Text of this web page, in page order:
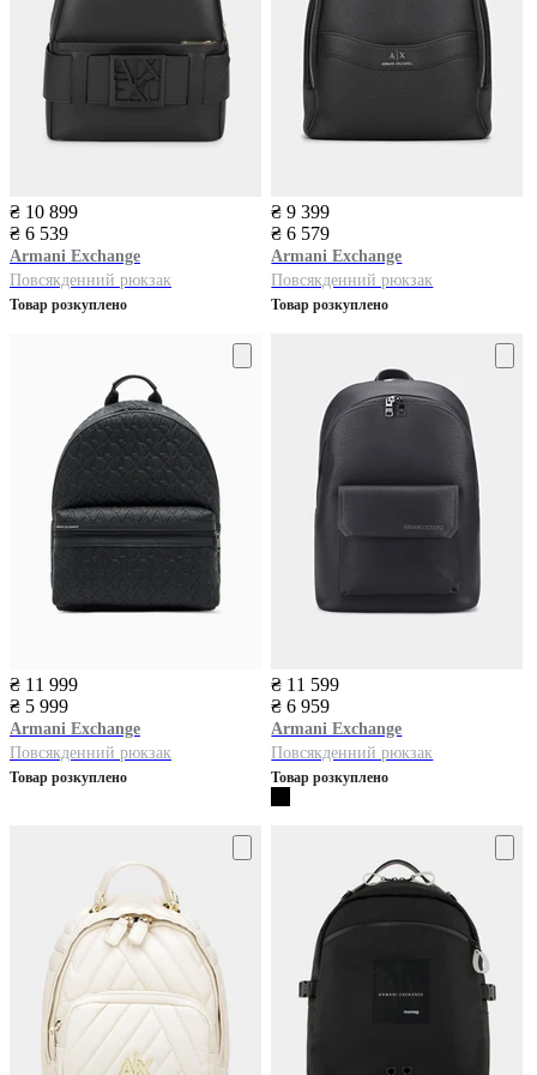
₴ 10 899
₴ 6 539
Armani Exchange
Повсякденний рюкзак
Товар розкуплено
₴ 9 399
₴ 6 579
Armani Exchange
Повсякденний рюкзак
Товар розкуплено
₴ 11 999
₴ 5 999
Armani Exchange
Повсякденний рюкзак
Товар розкуплено
₴ 11 599
₴ 6 959
Armani Exchange
Повсякденний рюкзак
Товар розкуплено